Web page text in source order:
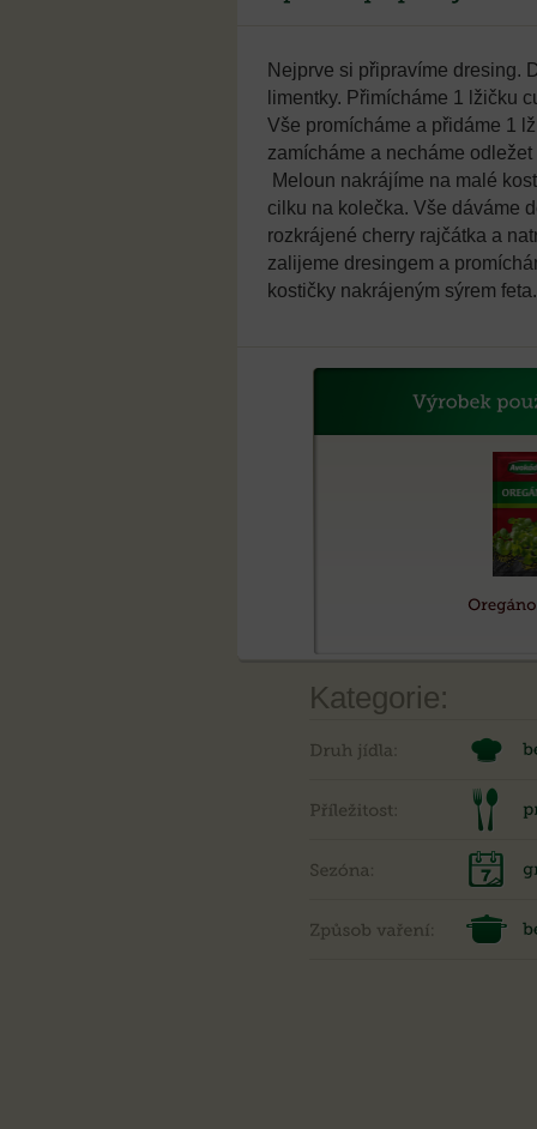
Nejprve si připravíme dresing.
limentky. Přimícháme 1 lžičku
Vše promícháme a přidáme 1
zamícháme a necháme
Meloun nakrájíme na malé
cilku na kolečka. Vše dáváme
rozkrájené cherry rajčátka a
zalijeme dresingem a
kostičky nakrájeným sýrem feta.
Kategorie: